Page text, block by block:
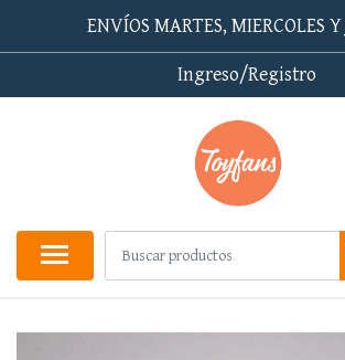
ENVÍOS MARTES, MIERCOLES Y
Ingreso/Registro